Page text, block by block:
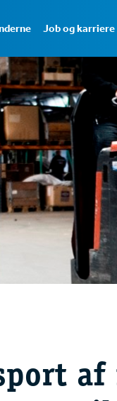
Job og karriere